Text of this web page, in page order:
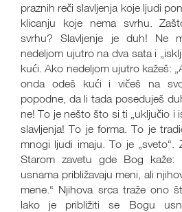
praznih reči slavljenja koje ljudi
klicanju koje nema svrhu.
svrhu? Slavljenje je duh! Ne
nedeljom ujutro na dva sata i
kući. Ako nedeljom ujutro kažeš:
onda odeš kući i vičeš na
popodne, da li tada poseduješ
ne! To je nešto što si ti „uključio i
slavljenja! To je forma. To je
mnogi ljudi imaju. To je
Starom zavetu gde Bog kaže:
usnama približavaju meni, ali
mene.“ Njihova srca traže ono
lako je približiti se Bogu